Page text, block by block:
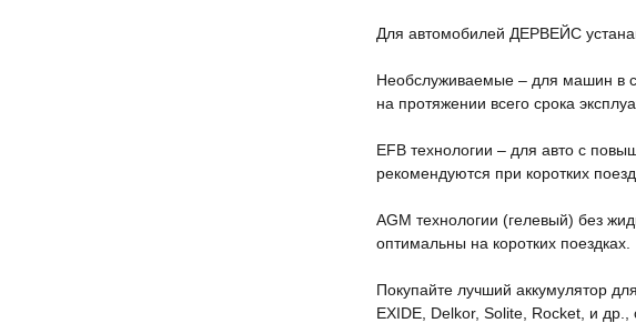
Для автомобилей ДЕРВЕЙС
Необслуживаемые – для машин в
на протяжении всего срока
EFB технологии – для авто с
рекомендуются при коротких
AGM технологии (гелевый) без
оптимальны на коротких поездках.
Покупайте лучший аккумулятор
EXIDE, Delkor, Solite, Rocket, и